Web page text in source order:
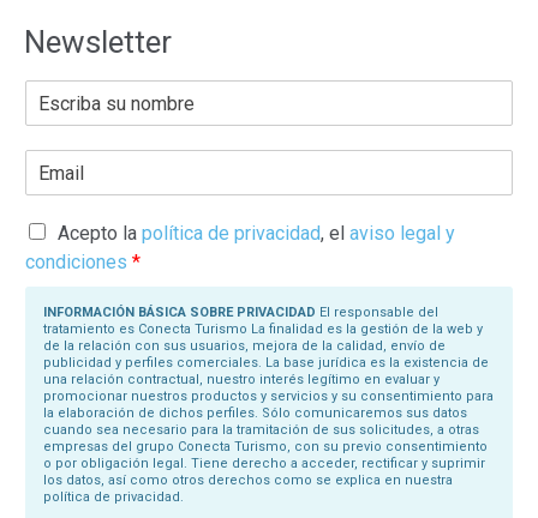
Newsletter
c
a
u
o
m
a
Acepto la política de privacidad, el aviso legal y
condiciones *
INFORMACIÓN BÁSICA SOBRE PRIVACIDAD El responsable del
tratamiento es Conecta Turismo La finalidad es la gestión de la web y
de la relación con sus usuarios, mejora de la calidad, envío de
publicidad y perfiles comerciales. La base jurídica es la existencia de
una relación contractual, nuestro interés legítimo en evaluar y
promocionar nuestros productos y servicios y su consentimiento para
la elaboración de dichos perfiles. Sólo comunicaremos sus datos
cuando sea necesario para la tramitación de sus solicitudes, a otras
empresas del grupo Conecta Turismo, con su previo consentimiento
o por obligación legal. Tiene derecho a acceder, rectificar y suprimir
los datos, así como otros derechos como se explica en nuestra
política de privacidad.